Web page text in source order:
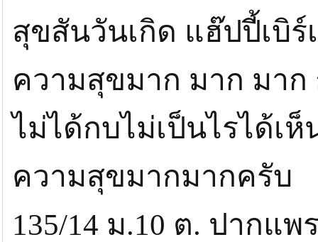
สุขสันวันเกิด แฮ๊ปปี้เบิ
ความสุขมาก มาก มา
ไม่ได้กบไม่เป็นไรได้เ
ความสุขมากมากครับ
135/14 ม.10 ต. ปากแ